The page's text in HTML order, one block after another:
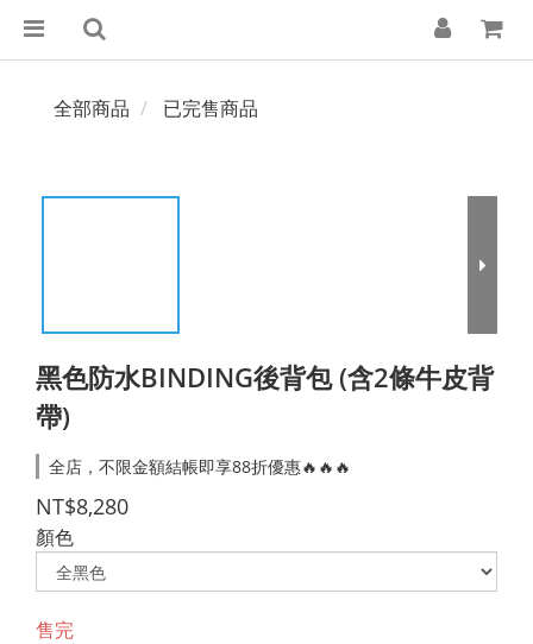
全部商品 已完售商品
黑色防水BINDING後背包 (含2條牛皮背
帶)
全店，不限金額結帳即享88折優惠🔥🔥🔥
NT$8,280
顏色
售完